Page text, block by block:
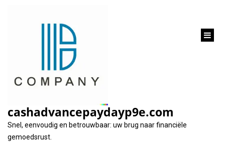
cashadvancepaydayp9e.com
Snel, eenvoudig en betrouwbaar: uw brug naar financiële
gemoedsrust.
Tag:aankoopbedrag financieren